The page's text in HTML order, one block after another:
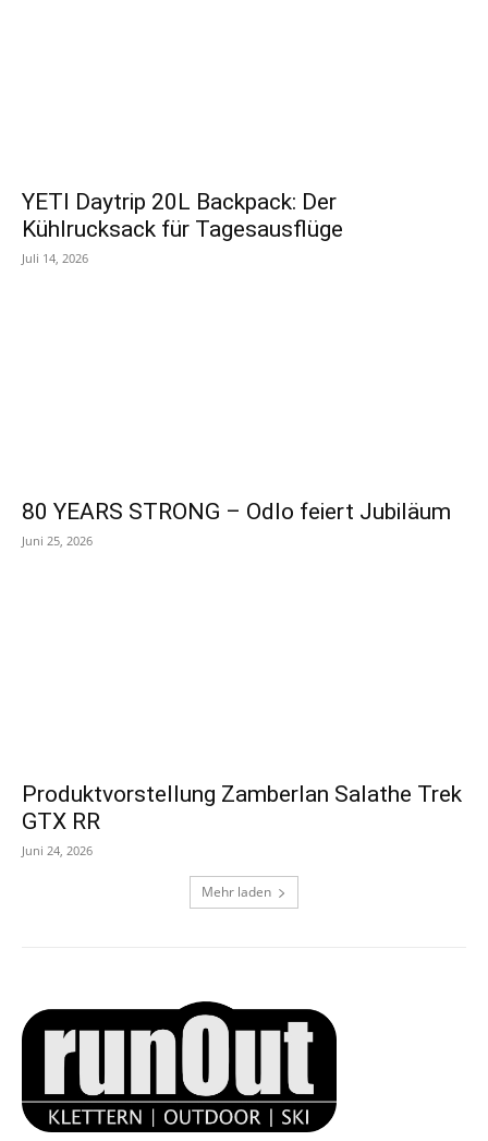
YETI Daytrip 20L Backpack: Der
Kühlrucksack für Tagesausflüge
Juli 14, 2026
80 YEARS STRONG – Odlo feiert Jubiläum
Juni 25, 2026
Produktvorstellung Zamberlan Salathe Trek
GTX RR
Juni 24, 2026
Mehr laden